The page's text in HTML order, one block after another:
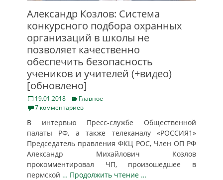
Александр Козлов: Система
конкурсного подбора охранных
организаций в школы не
позволяет качественно
обеспечить безопасность
учеников и учителей (+видео)
[обновлено]
Posted
on
19.01.2018 Categories
Главное
7 комментариев
В интервью Пресс-службе Общественной
палаты РФ, а также телеканалу «РОССИЯ1»
Председатель правления ФКЦ РОС, Член ОП РФ
Александр Михайлович Козлов
прокомментировал ЧП, произошедшее в
пермской … Продолжить чтение …